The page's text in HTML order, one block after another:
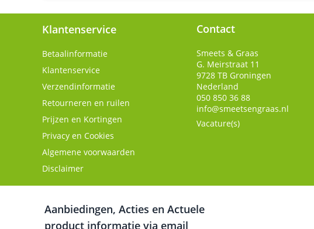
Klantenservice
Betaalinformatie
Klantenservice
Verzendinformatie
Retourneren en ruilen
Prijzen en Kortingen
Privacy en Cookies
Algemene voorwaarden
Disclaimer
Contact
Smeets & Graas
G. Meirstraat 11
9728 TB Groningen
Nederland
050 850 36 88
info@smeetsengraas.nl
Vacature(s)
Aanbiedingen, Acties en Actuele
product informatie via email